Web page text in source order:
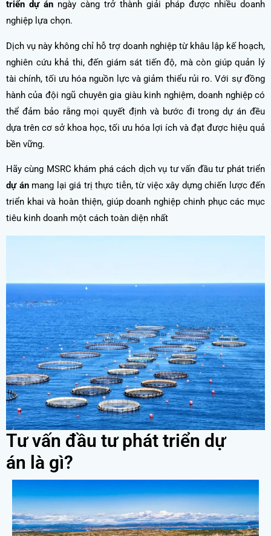
triển dự án ngày càng trở thành giải pháp được nhiều doanh
nghiệp lựa chọn.
Dịch vụ này không chỉ hỗ trợ doanh nghiệp từ khâu lập kế hoạch,
nghiên cứu khả thi, đến giám sát tiến độ, mà còn giúp quản lý
tài chính, tối ưu hóa nguồn lực và giảm thiểu rủi ro. Với sự đồng
hành của đội ngũ chuyên gia giàu kinh nghiệm, doanh nghiệp có
thể đảm bảo rằng mọi quyết định và bước đi trong dự án đều
dựa trên cơ sở khoa học, tối ưu hóa lợi ích và đạt được hiệu quả
bền vững.
Hãy cùng MSRC khám phá cách dịch vụ tư vấn đầu tư phát triển
dự ánmang lại giá trị thực tiễn, từ việc xây dựng chiến lược đến
triển khai và hoàn thiện, giúp doanh nghiệp chinh phục các mục
tiêu kinh doanh một cách toàn diện nhất
Tư vấn đầu tư phát triển dự
án là gì?